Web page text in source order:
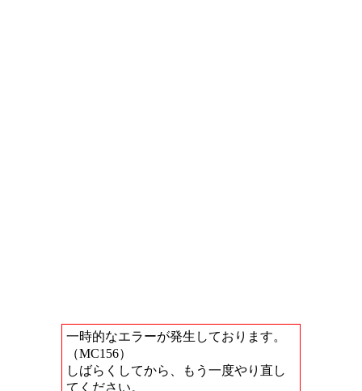
一時的なエラーが発生しております。
（MC156）
しばらくしてから、もう一度やり直し
てください。